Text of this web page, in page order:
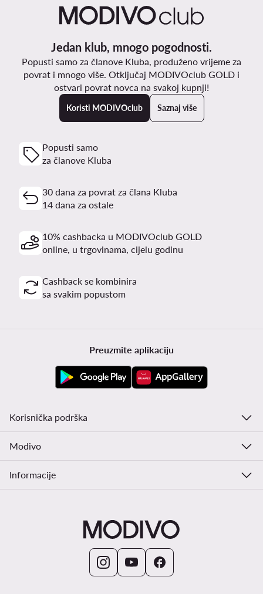
Jedan klub, mnogo pogodnosti.
Popusti samo za članove Kluba, produženo vrijeme za
povrat i mnogo više. Otključaj MODIVOclub GOLD i
ostvari povrat novca na svakoj kupnji!
Koristi MODIVOclub Saznaj više
Popusti samo
za članove Kluba
30 dana za povrat za člana Kluba
14 dana za ostale
10% cashbacka u MODIVOclub GOLD
online, u trgovinama, cijelu godinu
Cashback se kombinira
sa svakim popustom
Preuzmite aplikaciju
Korisnička podrška
Modivo
Informacije